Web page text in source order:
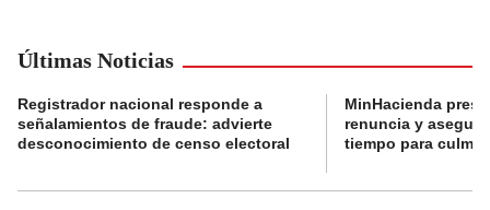
Últimas Noticias
Registrador nacional responde a
señalamientos de fraude: advierte
desconocimiento de censo electoral
MinHacienda
renuncia y
tiempo para